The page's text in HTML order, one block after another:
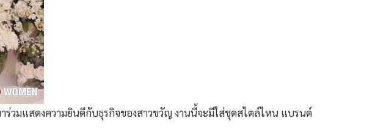
วมแสดงความยินดีกับธุรกิจของสาวขวัญ งานนี้จะมีใส่ชุดสไตล์ไหน แบรนด์